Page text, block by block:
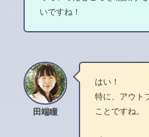
いですね！
田端瞳
はい！
特に、アウト
ことですね。